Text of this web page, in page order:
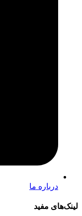
درباره ما
لینک‌های مفید